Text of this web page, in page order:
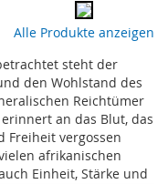
Alle Produkte anzeigen
steht der
den Wohlstand des
Reichtümer
an das Blut, das
Freiheit vergossen
afrikanischen
Einheit, Stärke und